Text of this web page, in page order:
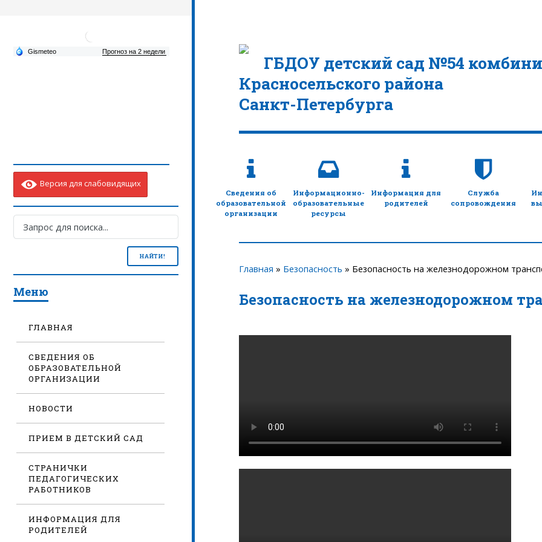
ГБДОУ детский сад №54
Красносельского района
Санкт-Петербурга
Сведения об
образовательной
организации
Информационно-
образовательные
ресурсы
Информация для
родителей
Служба
сопровождения
Главная » Безопасность » Безопасность на железнодорожном
Безопасность на железнодорожном
Версия для слабовидящих
Меню
ГЛАВНАЯ
СВЕДЕНИЯ ОБ
ОБРАЗОВАТЕЛЬНОЙ
ОРГАНИЗАЦИИ
НОВОСТИ
ПРИЕМ В ДЕТСКИЙ САД
СТРАНИЧКИ
ПЕДАГОГИЧЕСКИХ
РАБОТНИКОВ
ИНФОРМАЦИЯ ДЛЯ
РОДИТЕЛЕЙ